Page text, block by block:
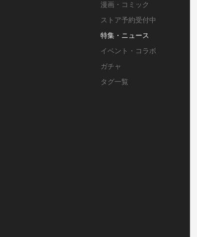
漫画・コミック
ストア予約受付中
特集・ニュース
イベント・コラボ
ガチャ
タグ一覧